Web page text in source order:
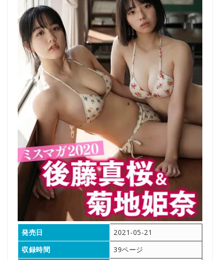
発売日
2021-05-21
収録時間
39ページ